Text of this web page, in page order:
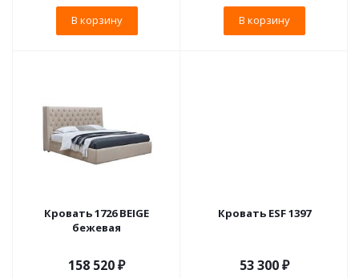
В корзину В корзину
Кровать 1726 BEIGE
бежевая
158 520₽
Кровать ESF 1397
53 300₽